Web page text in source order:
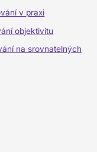
v praxi
objektivitu
na srovnatelných